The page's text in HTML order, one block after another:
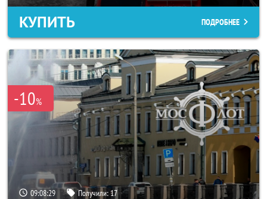
КУПИТЬ ПОДРОБНЕЕ
-10%
09:08:25 Получили: 17